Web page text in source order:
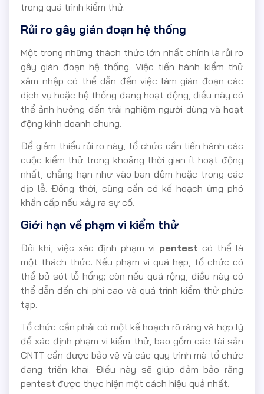
trong quá trình kiểm thử.
Rủi ro gây gián đoạn hệ thống
Một trong những thách thức lớn nhất chính là rủi ro
gây gián đoạn hệ thống. Việc tiến hành kiểm thử
xâm nhập có thể dẫn đến việc làm gián đoạn các
dịch vụ hoặc hệ thống đang hoạt động, điều này có
thể ảnh hưởng đến trải nghiệm người dùng và hoạt
động kinh doanh chung.
Để giảm thiểu rủi ro này, tổ chức cần tiến hành các
cuộc kiểm thử trong khoảng thời gian ít hoạt động
nhất, chẳng hạn như vào ban đêm hoặc trong các
dịp lễ. Đồng thời, cũng cần có kế hoạch ứng phó
khẩn cấp nếu xảy ra sự cố.
Giới hạn về phạm vi kiểm thử
Đôi khi, việc xác định phạm vi pentest có thể là
một thách thức. Nếu phạm vi quá hẹp, tổ chức có
thể bỏ sót lỗ hổng; còn nếu quá rộng, điều này có
thể dẫn đến chi phí cao và quá trình kiểm thử phức
tạp.
Tổ chức cần phải có một kế hoạch rõ ràng và hợp lý
để xác định phạm vi kiểm thử, bao gồm các tài sản
CNTT cần được bảo vệ và các quy trình mà tổ chức
đang triển khai. Điều này sẽ giúp đảm bảo rằng
pentest được thực hiện một cách hiệu quả nhất.